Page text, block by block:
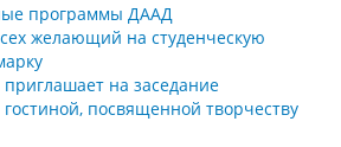
программы ДААД
желающий на студенческую
приглашает на заседание
посвященной творчеству